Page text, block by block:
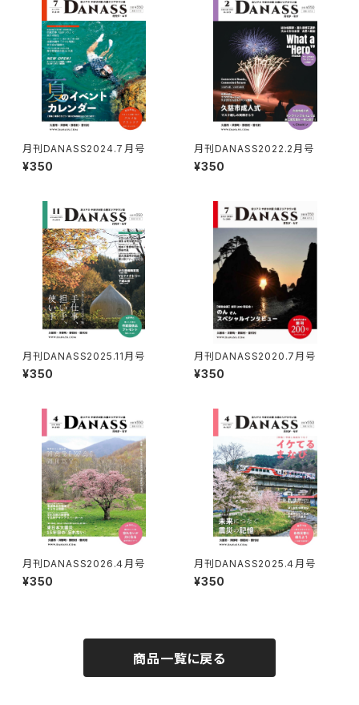
月刊DANASS2024.７月号
¥350
月刊DANASS2022.2月号
¥350
月刊DANASS2025.11月号
¥350
月刊DANASS2020.7月号
¥350
月刊DANASS2026.４月号
¥350
月刊DANASS2025.４月号
¥350
商品一覧に戻る